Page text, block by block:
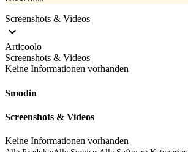
Screenshots & Videos
Articoolo
Screenshots & Videos
Keine Informationen vorhanden
Smodin
Screenshots & Videos
Keine Informationen vorhanden